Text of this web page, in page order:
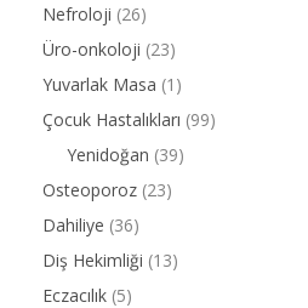
Nefroloji (26)
Üro-onkoloji (23)
Yuvarlak Masa (1)
Çocuk Hastalıkları (99)
Yenidoğan (39)
Osteoporoz (23)
Dahiliye (36)
Diş Hekimliği (13)
Eczacılık (5)